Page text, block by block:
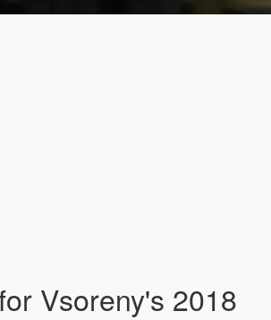
Vsoreny's 2018